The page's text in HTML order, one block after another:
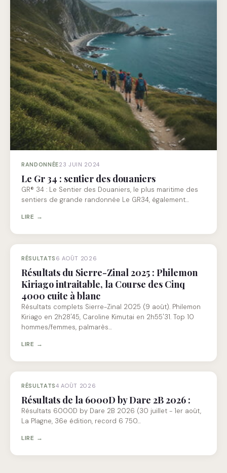
RANDONNÉE23 JUIN 2024
Le Gr 34 : sentier des douaniers
GR® 34 : Le Sentier des Douaniers, le plus maritime des
sentiers de grande randonnée Le GR34, également…
LIRE →
RÉSULTATS 6 AOÛT 2026
Résultats du Sierre-Zinal 2025 : Philemon
Kiriago intraitable, la Course des Cinq
4000 cuite à blanc
Résultats complets Sierre-Zinal 2025 (9 août). Philemon
Kiriago en 2h28'45, Caroline Kimutai en 2h55'31. Top 10
hommes/femmes, palmarès…
LIRE →
RÉSULTATS4 AOÛT 2026
Résultats de la 6000D by Dare 2B 2026 :
Résultats 6000D by Dare 2B 2026 (30 juillet - 1er août,
La Plagne, 36e édition, record 6 750…
LIRE →